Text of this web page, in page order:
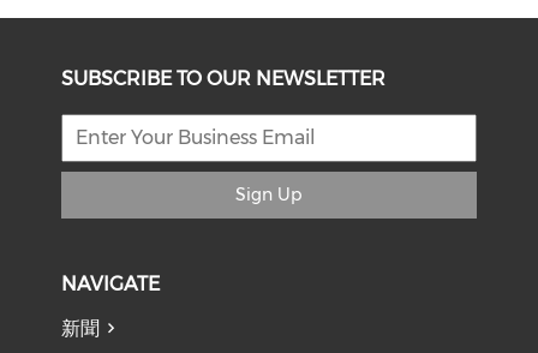
SUBSCRIBE TO OUR NEWSLETTER
Sign Up
NAVIGATE
新聞